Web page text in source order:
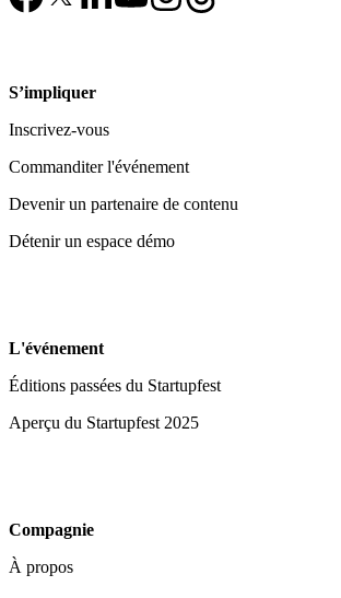
S’impliquer
Inscrivez-vous
Commanditer l'événement
Devenir un partenaire de contenu
Détenir un espace démo
L'événement
Éditions passées du Startupfest
Aperçu du Startupfest 2025
Compagnie
À propos